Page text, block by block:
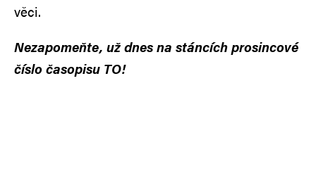
věci.
Nezapomeňte, už dnes na stáncích prosincové
číslo časopisu TO!